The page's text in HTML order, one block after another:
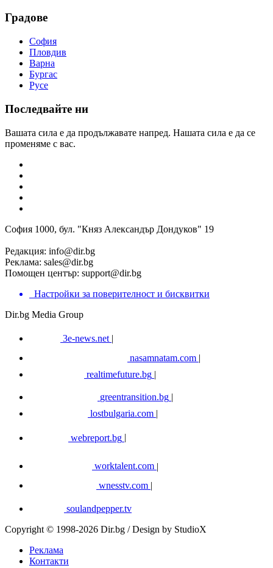
Градове
София
Пловдив
Варна
Бургас
Русе
Последвайте ни
Вашата сила е да продължавате напред. Нашата сила е да се
променяме с вас.
София 1000, бул. "Княз Александър Дондуков" 19
Редакция: info@dir.bg
Реклама: sales@dir.bg
Помощен център: support@dir.bg
Настройки за поверителност и бисквитки
Dir.bg Media Group
3e-news.net |
nasamnatam.com |
realtimefuture.bg |
greentransition.bg |
lostbulgaria.com |
webreport.bg
worktalent.com |
wnesstv.com |
soulandpepper.tv
Copyright © 1998-2026 Dir.bg / Design by StudioX
Реклама
Контакти